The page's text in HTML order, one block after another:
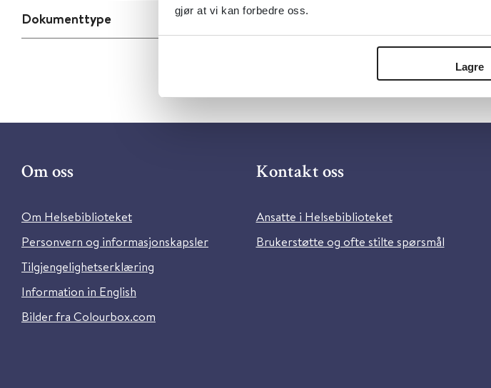
gjør at vi kan forbedre oss.
Lagre
Dokumenttype
Om oss
Om Helsebiblioteket
Personvern og informasjonskapsler
Tilgjengelighetserklæring
Information in English
Bilder fra Colourbox.com
Kontakt oss
Ansatte i Helsebiblioteket
Brukerstøtte og ofte stilte spørsmål